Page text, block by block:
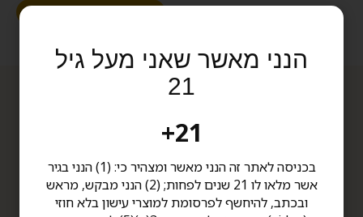
סניף תל אביב
שעות פתיחה: ימים א'-ה' -
8:00-20:00
ימי ו' - 8:00-14:00
הצהרת נגישות
אודות
צור קשר
מדיניות פרטיות
הנני מאשר שאני מעל גיל
21
21+
בכניסה לאתר זה הנני מאשר ומצהיר כי: (1) הנני בגיר
אשר מלאו לו 21 שנים לפחות; (2) הנני מבקש, מראש
ובכתב, להיחשף לפרסומת למוצרי עישון בלא חוזי